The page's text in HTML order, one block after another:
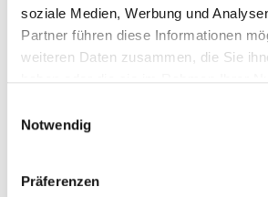
soziale Medien, Werbung und
Partner führen diese Informationen
weiteren Daten zusammen, die Sie
Notwendig
Präferenzen
Finden